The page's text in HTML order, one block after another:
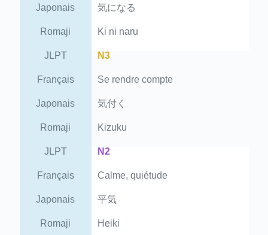
Japonais 気になる
Romaji Ki ni naru
JLPT N3
Français Se rendre compte
Japonais 気付く
Romaji Kizuku
JLPT N2
Français Calme, quiétude
Japonais 平気
Romaji Heiki